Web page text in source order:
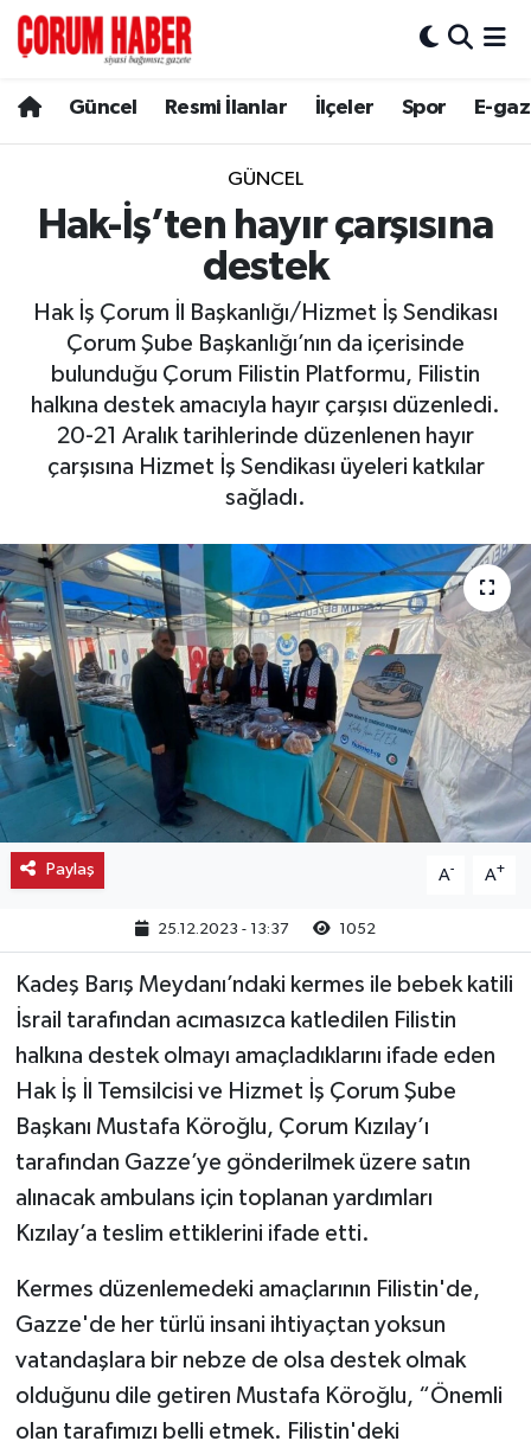
Güncel Resmi İlanlar İlçeler Spor E-
GÜNCEL
Hak-İş’ten hayır çarşısına
destek
Hak İş Çorum İl Başkanlığı/Hizmet İş Sendikası
Çorum Şube Başkanlığı’nın da içerisinde
bulunduğu Çorum Filistin Platformu, Filistin
halkına destek amacıyla hayır çarşısı düzenledi.
20-21 Aralık tarihlerinde düzenlenen hayır
çarşısına Hizmet İş Sendikası üyeleri katkılar
sağladı.
Paylaş A- A+
25.12.2023 - 13:37 1052
Kadeş Barış Meydanı’ndaki kermes ile bebek katili
İsrail tarafından acımasızca katledilen Filistin
halkına destek olmayı amaçladıklarını ifade eden
Hak İş İl Temsilcisi ve Hizmet İş Çorum Şube
Başkanı Mustafa Köroğlu, Çorum Kızılay’ı
tarafından Gazze’ye gönderilmek üzere satın
alınacak ambulans için toplanan yardımları
Kızılay’a teslim ettiklerini ifade etti.
Kermes düzenlemedeki amaçlarının Filistin'de,
Gazze'de her türlü insani ihtiyaçtan yoksun
vatandaşlara bir nebze de olsa destek olmak
olduğunu dile getiren Mustafa Köroğlu, “Önemli
olan tarafımızı belli etmek. Filistin'deki
Spor
Resmi İlanlar
Bayat
Boğazkale
Kargı
Laçin
Mecitözü
Oğuzlar
Ortaköy
Osmancık
Sungurlu
Uğurludağ
Sağlık
Hava Durumu
Çorum Namaz Vakitleri
Süper Lig Puan Durumu ve Fikstür
Tüm Manşetler
Son Dakika Haberleri